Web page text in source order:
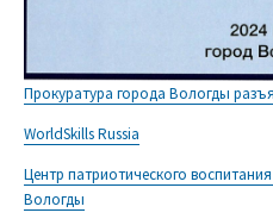
Прокуратура города Вологды
WorldSkills Russia
Центр патриотического
Вологды